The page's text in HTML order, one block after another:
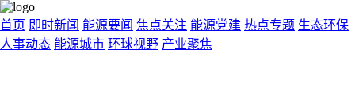
首页 即时新闻 能源要闻 焦点关注 能源党建 热点专题 生态环保
人事动态 能源城市 环球视野 产业聚焦